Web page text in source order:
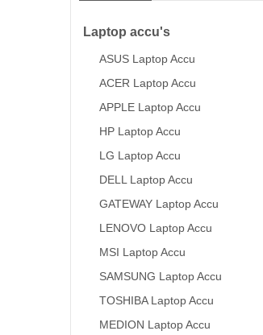
Laptop accu's
ASUS Laptop Accu
ACER Laptop Accu
APPLE Laptop Accu
HP Laptop Accu
LG Laptop Accu
DELL Laptop Accu
GATEWAY Laptop Accu
LENOVO Laptop Accu
MSI Laptop Accu
SAMSUNG Laptop Accu
TOSHIBA Laptop Accu
MEDION Laptop Accu